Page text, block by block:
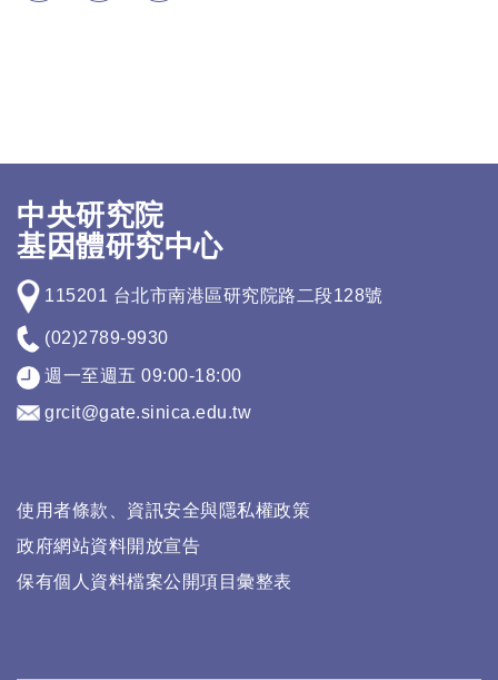
中央研究院
基因體研究中心
115201 台北市南港區研究院路二段128號
(02)2789-9930
週一至週五 09:00-18:00
grcit@gate.sinica.edu.tw
使用者條款、資訊安全與隱私權政策
政府網站資料開放宣告
保有個人資料檔案公開項目彙整表